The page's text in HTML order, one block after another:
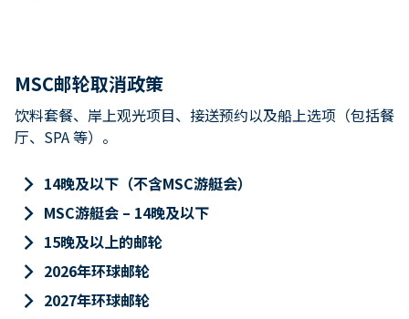
MSC邮轮取消政策
饮料套餐、岸上观光项目、接送预约以及船上选项（包括餐
厅、SPA 等）。
keyboard_arrow_right 14晚及以下（不含MSC游艇会）
keyboard_arrow_right MSC游艇会 – 14晚及以下
keyboard_arrow_right 15晚及以上的邮轮
keyboard_arrow_right 2026年环球邮轮
keyboard_arrow_right 2027年环球邮轮